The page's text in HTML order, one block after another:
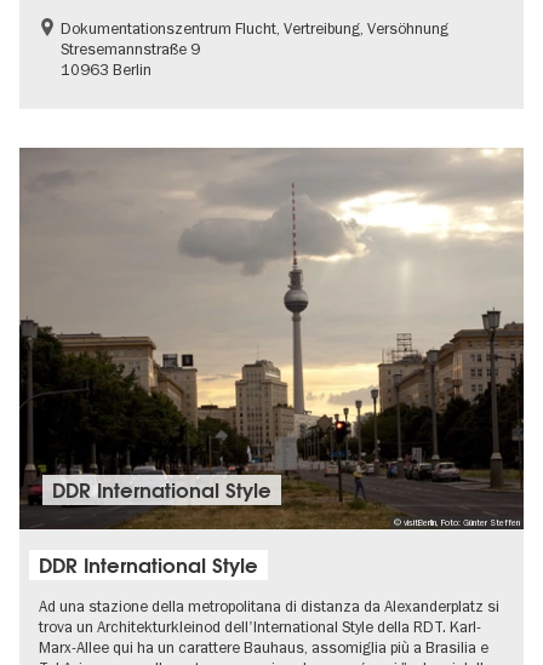
Dokumentationszentrum Flucht, Vertreibung, Versöhnung
Stresemannstraße 9
10963 Berlin
© visitBerlin, Foto: Günter Steffen
DDR International Style
DDR International Style
Ad una stazione della metropolitana di distanza da Alexanderplatz si
trova un Architekturkleinod dell'International Style della RDT. Karl-
Marx-Allee qui ha un carattere Bauhaus, assomiglia più a Brasilia e